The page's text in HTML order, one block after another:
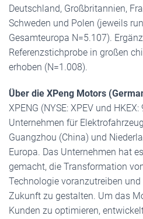
Deutschland, Großbritannien,
Schweden und Polen (jeweils
Gesamteuropa N=5.107).
Referenzstichprobe in großen
erhoben (N=1.008).
Über die XPeng Motors
XPENG (NYSE: XPEV und
Unternehmen für
Guangzhou (China) und
Europa. Das Unternehmen hat
gemacht, die Transformation
Technologie voranzutreiben
Zukunft zu gestalten. Um das
Kunden zu optimieren,